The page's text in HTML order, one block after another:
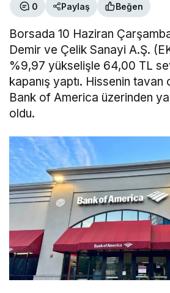
0 Paylaş Beğen
Borsada 10 Haziran
Demir ve Çelik Sanayi A.Ş.
%9,97 yükselişle 64,00 TL
kapanış yaptı. Hissenin tavan
Bank of America üzerinden
oldu.